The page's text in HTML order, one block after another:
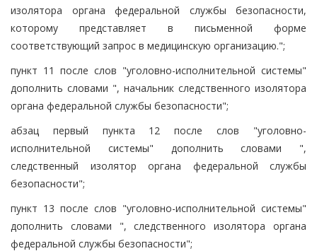
изолятора органа федеральной службы безопасности,
которому представляет в письменной форме
соответствующий запрос в медицинскую организацию.";
пункт 11 после слов "уголовно-исполнительной системы"
дополнить словами ", начальник следственного изолятора
органа федеральной службы безопасности";
абзац первый пункта 12 после слов "уголовно-
исполнительной системы" дополнить словами ",
следственный изолятор органа федеральной службы
безопасности";
пункт 13 после слов "уголовно-исполнительной системы"
дополнить словами ", следственного изолятора органа
федеральной службы безопасности";